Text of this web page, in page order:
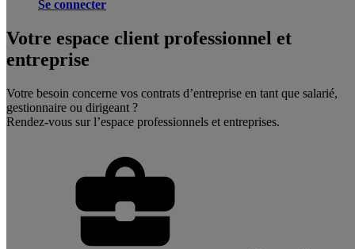
Se connecter
Votre espace client professionnel et
entreprise
Votre besoin concerne vos contrats d’entreprise en tant que salarié,
gestionnaire ou dirigeant ?
Rendez-vous sur l’espace professionnels et entreprises.